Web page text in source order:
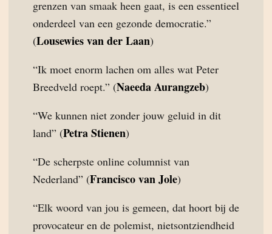
grenzen van smaak heen gaat, is een essentieel
onderdeel van een gezonde democratie.”
(Lousewies van der Laan)
“Ik moet enorm lachen om alles wat Peter
Breedveld roept.” (Naeeda Aurangzeb)
“We kunnen niet zonder jouw geluid in dit
land” (Petra Stienen)
“De scherpste online columnist van
Nederland” (Francisco van Jole)
“Elk woord van jou is gemeen, dat hoort bij de
provocateur en de polemist, nietsontziendheid